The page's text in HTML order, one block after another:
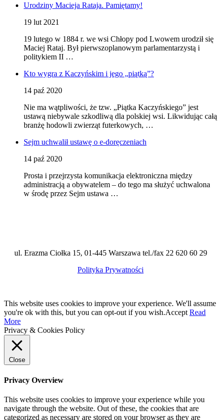
Urodziny Macieja Rataja. Pamiętamy!
19 lut 2021
19 lutego w 1884 r. we wsi Chłopy pod Lwowem urodził się
Maciej Rataj. Był pierwszoplanowym parlamentarzystą i
politykiem II …
Kto wygra z Kaczyńskim i jego „piątką”?
14 paź 2020
Nie ma wątpliwości, że tzw. „Piątka Kaczyńskiego” jest
ustawą niebywale szkodliwą dla polskiej wsi. Likwidując całą
branżę hodowli zwierząt futerkowych, …
Sejm uchwalił ustawę o e-doręczeniach
14 paź 2020
Prosta i przejrzysta komunikacja elektroniczna między
administracją a obywatelem – do tego ma służyć uchwalona
w środę przez Sejm ustawa …
ul. Erazma Ciołka 15, 01-445 Warszawa tel./fax 22 620 60 29
Polityka Prywatności
This website uses cookies to improve your experience. We'll assume
you're ok with this, but you can opt-out if you wish.Accept Read
More
Privacy & Cookies Policy
Close
Privacy Overview
This website uses cookies to improve your experience while you
navigate through the website. Out of these, the cookies that are
categorized as necessary are stored on your browser as they are